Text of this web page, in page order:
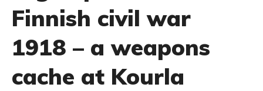
Finnish civil war
1918 – a weapons
cache at Kourla